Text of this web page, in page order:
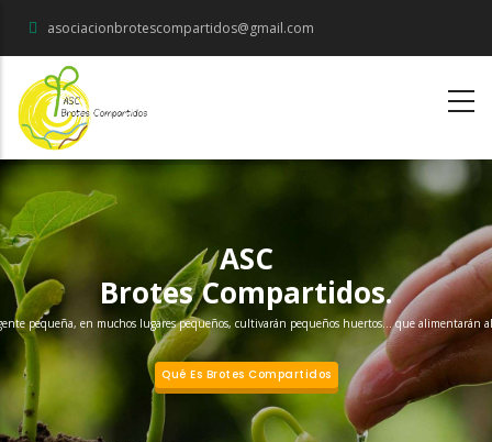
contenido
principal
asociacionbrotescompartidos@gmail.com
ASC
Brotes Compartidos.
pequeña, en muchos lugares pequeños, cultivarán pequeños huertos... que alimentarán
Qué Es Brotes Compartidos